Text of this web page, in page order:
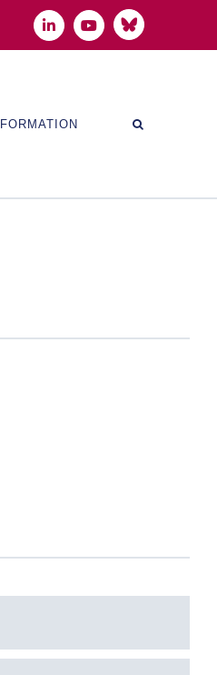
LinkedInYouTubeBluesky
FORMATION